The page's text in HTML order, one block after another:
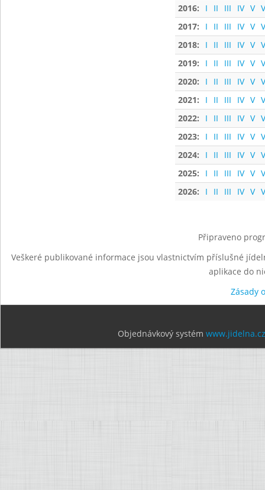
2016:
I II III IV V
2017:
I II III IV V
2018:
I II III IV V
2019:
I II III IV V
2020:
I II III IV V
2021:
I II III IV V
2022:
I II III IV V
2023:
I II III IV V
2024:
I II III IV V
2025:
I II III IV V
2026:
I II III IV V
Připraveno
Veškeré publikované informace jsou vlastnictvím příslušné
aplikace do
Zásady
Objednávkový systém www.jidelna.cz